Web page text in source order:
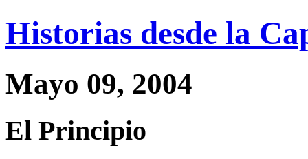
Historias desde la
Mayo 09, 2004
El Principio